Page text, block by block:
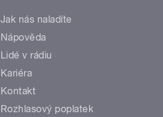
Jak nás naladíte
Nápověda
Lidé v rádiu
Kariéra
Kontakt
Rozhlasový poplatek